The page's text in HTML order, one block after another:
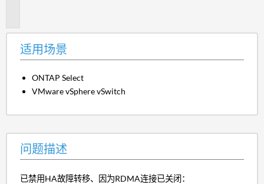
适用场景
ONTAP Select
VMware vSphere vSwitch
问题描述
已禁用HA故障转移、因为RDMA连接已关闭：